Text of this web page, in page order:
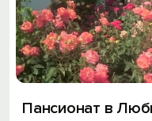
Пансионат в